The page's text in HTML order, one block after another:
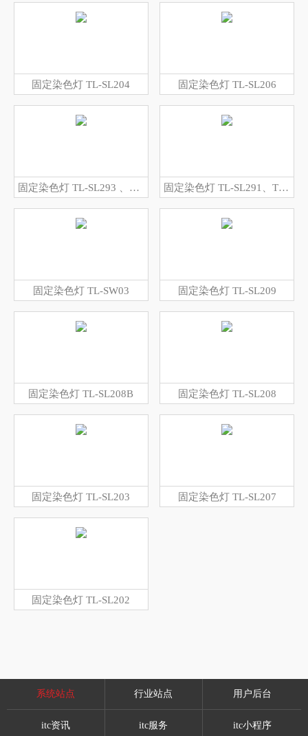
固定染色灯 TL-SL204 固定染色灯 TL-SL206
固定染色灯 TL-SL293 、TL-SL295 固定染色灯 TL-SL291、TL-SL292
固定染色灯 TL-SW03 固定染色灯 TL-SL209
固定染色灯 TL-SL208B 固定染色灯 TL-SL208
固定染色灯 TL-SL203 固定染色灯 TL-SL207
固定染色灯 TL-SL202
系统站点 行业站点 用户后台
itc资讯 itc服务 itc小程序